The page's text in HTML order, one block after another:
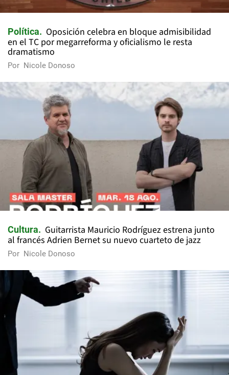
Política
Oposición celebra en bloque admisibilidad
en el TC por megarreforma y oficialismo le resta
dramatismo
Por Nicole Donoso
Cultura
Guitarrista Mauricio Rodríguez estrena junto
al francés Adrien Bernet su nuevo cuarteto de jazz
Por Nicole Donoso